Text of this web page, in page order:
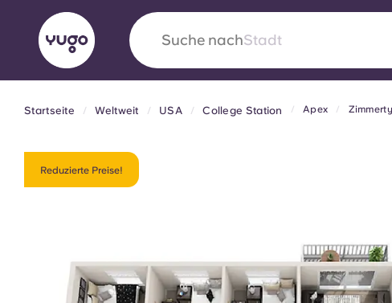
Suche nachLand
Yugo VCARB: Eine neue Ära in
Studentenwohnheime
English (GB) English (US)
Portuguese
Startseite Weltweit USA College Station Apex
Reduzierte Preise!